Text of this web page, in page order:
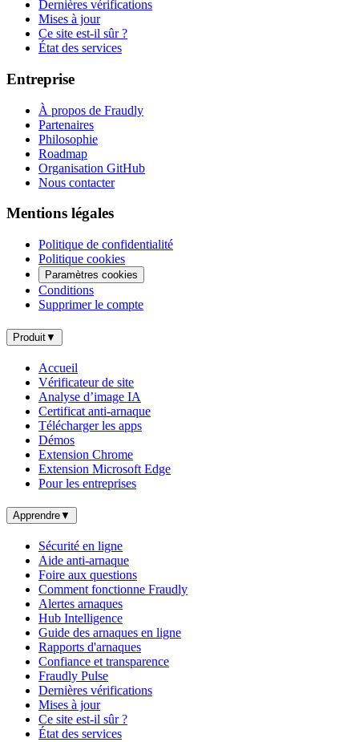
Dernières vérifications
Mises à jour
Ce site est-il sûr ?
État des services
Entreprise
À propos de Fraudly
Partenaires
Philosophie
Roadmap
Organisation GitHub
Nous contacter
Mentions légales
Politique de confidentialité
Politique cookies
Paramètres cookies
Conditions
Supprimer le compte
Produit▼
Accueil
Vérificateur de site
Analyse d’image IA
Certificat anti-arnaque
Télécharger les apps
Démos
Extension Chrome
Extension Microsoft Edge
Pour les entreprises
Apprendre▼
Sécurité en ligne
Aide anti-arnaque
Foire aux questions
Comment fonctionne Fraudly
Alertes arnaques
Hub Intelligence
Guide des arnaques en ligne
Rapports d'arnaques
Confiance et transparence
Fraudly Pulse
Dernières vérifications
Mises à jour
Ce site est-il sûr ?
État des services